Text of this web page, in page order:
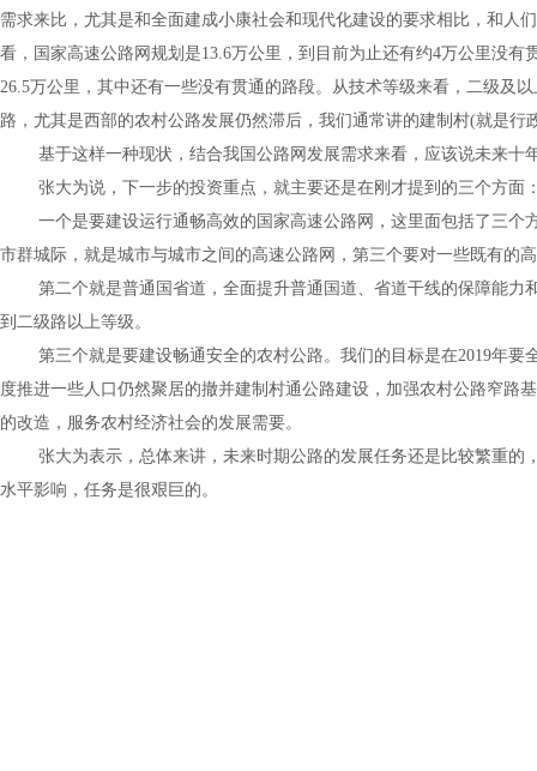
需求来比，尤其是和全面建成小康社会和现代化建设的要求相比，和人
看，国家高速公路网规划是13.6万公里，到目前为止还有约4万公里没有
26.5万公里，其中还有一些没有贯通的路段。从技术等级来看，二级及
路，尤其是西部的农村公路发展仍然滞后，我们通常讲的建制村(就是行
基于这样一种现状，结合我国公路网发展需求来看，应该说未来
张大为说，下一步的投资重点，就主要还是在刚才提到的三个方面
一个是要建设运行通畅高效的国家高速公路网，这里面包括了三
市群城际，就是城市与城市之间的高速公路网，第三个要对一些既有的
第二个就是普通国省道，全面提升普通国道、省道干线的保障能
到二级路以上等级。
第三个就是要建设畅通安全的农村公路。我们的目标是在2019年要
度推进一些人口仍然聚居的撤并建制村通公路建设，加强农村公路窄路
的改造，服务农村经济社会的发展需要。
张大为表示，总体来讲，未来时期公路的发展任务还是比较繁重
水平影响，任务是很艰巨的。